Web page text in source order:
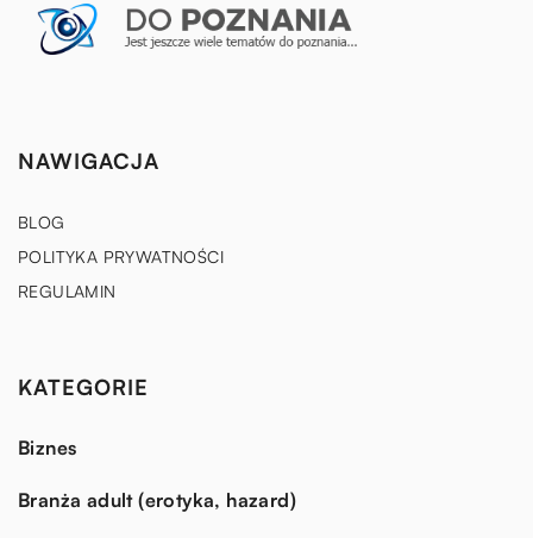
NAWIGACJA
BLOG
POLITYKA PRYWATNOŚCI
REGULAMIN
KATEGORIE
Biznes
Branża adult (erotyka, hazard)